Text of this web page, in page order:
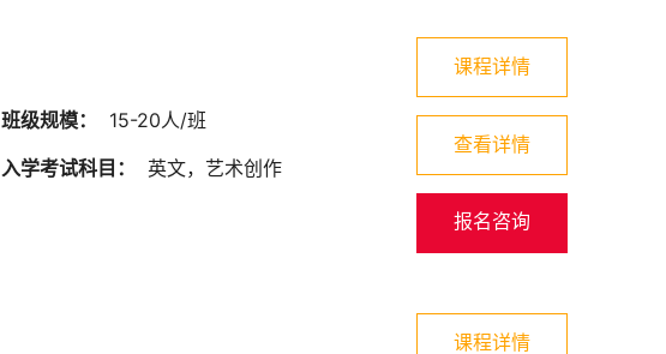
班级规模： 15-20人/班
入学考试科目： 英文，艺术创作
课程详情
查看详情
报名咨询
课程详情